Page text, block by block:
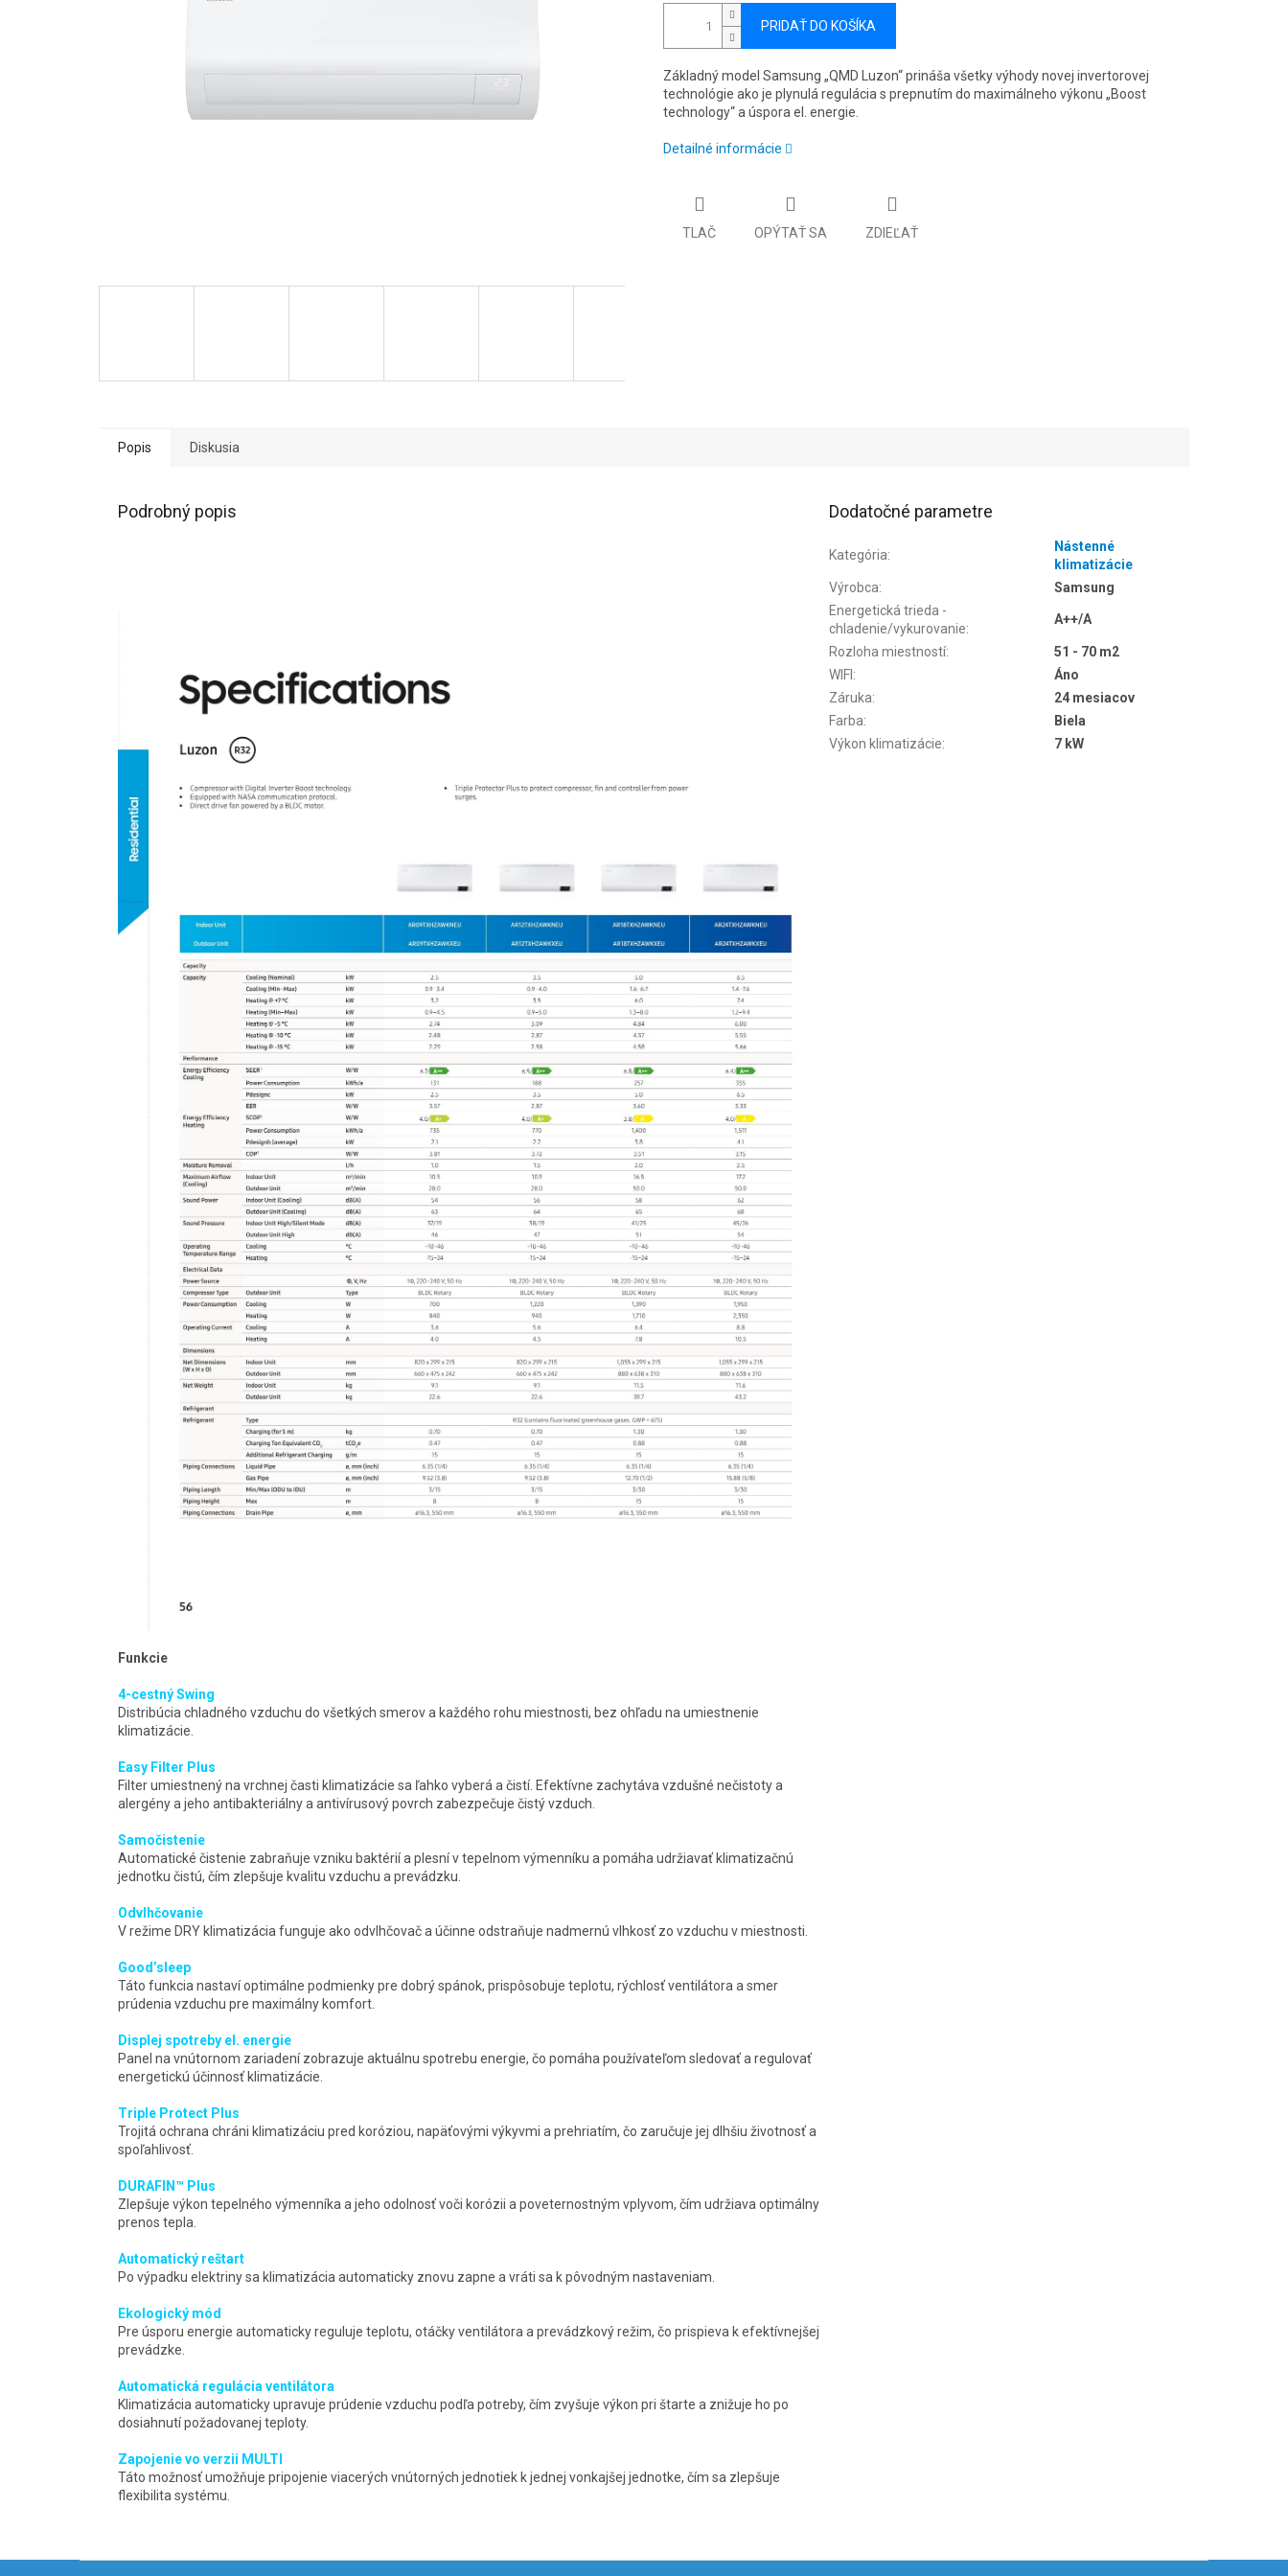
PRIDAŤ DO KOŠÍKA
Základný model Samsung „QMD Luzon“ prináša všetky výhody novej invertorovej
technológie ako je plynulá regulácia s prepnutím do maximálneho výkonu „Boost
technology“ a úspora el. energie.
Detailné informácie
TLAČ OPÝTAŤ SA ZDIEĽAŤ
Popis Diskusia
Podrobný popis
Funkcie
4-cestný Swing
Distribúcia chladného vzduchu do všetkých smerov a každého rohu miestnosti, bez ohľadu na umiestnenie
klimatizácie.
Easy Filter Plus
Filter umiestnený na vrchnej časti klimatizácie sa ľahko vyberá a čistí. Efektívne zachytáva vzdušné nečistoty a
alergény a jeho antibakteriálny a antivírusový povrch zabezpečuje čistý vzduch.
Samočistenie
Automatické čistenie zabraňuje vzniku baktérií a plesní v tepelnom výmenníku a pomáha udržiavať klimatizačnú
jednotku čistú, čím zlepšuje kvalitu vzduchu a prevádzku.
Odvlhčovanie
V režime DRY klimatizácia funguje ako odvlhčovač a účinne odstraňuje nadmernú vlhkosť zo vzduchu v miestnosti.
Good’sleep
Táto funkcia nastaví optimálne podmienky pre dobrý spánok, prispôsobuje teplotu, rýchlosť ventilátora a smer
prúdenia vzduchu pre maximálny komfort.
Displej spotreby el. energie
Panel na vnútornom zariadení zobrazuje aktuálnu spotrebu energie, čo pomáha používateľom sledovať a regulovať
energetickú účinnosť klimatizácie.
Triple Protect Plus
Trojitá ochrana chráni klimatizáciu pred koróziou, napäťovými výkyvmi a prehriatím, čo zaručuje jej dlhšiu životnosť a
spoľahlivosť.
DURAFIN™ Plus
Zlepšuje výkon tepelného výmenníka a jeho odolnosť voči korózii a poveternostným vplyvom, čím udržiava optimálny
prenos tepla.
Automatický reštart
Po výpadku elektriny sa klimatizácia automaticky znovu zapne a vráti sa k pôvodným nastaveniam.
Ekologický mód
Pre úsporu energie automaticky reguluje teplotu, otáčky ventilátora a prevádzkový režim, čo prispieva k efektívnejšej
prevádzke.
Automatická regulácia ventilátora
Klimatizácia automaticky upravuje prúdenie vzduchu podľa potreby, čím zvyšuje výkon pri štarte a znižuje ho po
dosiahnutí požadovanej teploty.
Zapojenie vo verzii MULTI
Táto možnosť umožňuje pripojenie viacerých vnútorných jednotiek k jednej vonkajšej jednotke, čím sa zlepšuje
flexibilita systému.
Dodatočné parametre
Kategória:
Nástenné
klimatizácie
Výrobca:
Samsung
Energetická trieda -
chladenie/vykurovanie:
A++/A
Rozloha miestností:
51 - 70 m2
WIFI :
Áno
Záruka:
24 mesiacov
Farba:
Biela
Výkon klimatizácie: 7 kW